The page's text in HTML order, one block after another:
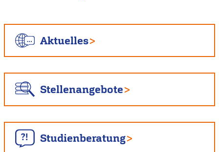
Aktuelles
Stellenangebote
Studienberatung